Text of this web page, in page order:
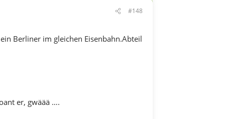
#148
Berliner im gleichen Eisenbahn.Abteil
er, gwäää ….